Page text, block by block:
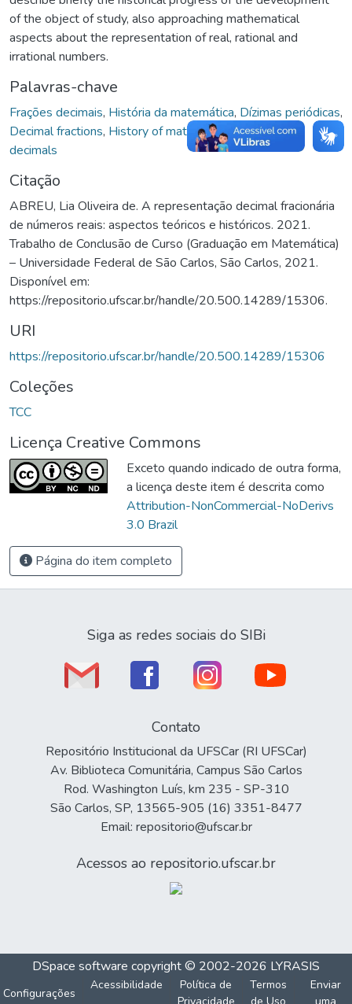
of the object of study, also approaching mathematical
aspects about the representation of real, rational and
irrational numbers.
Palavras-chave
Frações decimais, História da matemática, Dízimas periódicas,
Decimal fractions, History of mathematics,Repeating
decimals
Citação
ABREU, Lia Oliveira de. A representação decimal fracionária
de números reais: aspectos teóricos e históricos. 2021.
Trabalho de Conclusão de Curso (Graduação em Matemática)
– Universidade Federal de São Carlos, São Carlos, 2021.
Disponível em:
https://repositorio.ufscar.br/handle/20.500.14289/15306.
URI
https://repositorio.ufscar.br/handle/20.500.14289/15306
Coleções
TCC
Licença Creative Commons
Exceto quando indicado de outra forma,
a licença deste item é descrita como
Attribution-NonCommercial-NoDerivs
3.0 Brazil
Página do item completo
Siga as redes sociais do SIBi
Contato
Repositório Institucional da UFSCar (RI UFSCar)
Av. Biblioteca Comunitária, Campus São Carlos
Rod. Washington Luís, km 235 - SP-310
São Carlos, SP, 13565-905 (16) 3351-8477
Email: repositorio@ufscar.br
Acessos ao repositorio.ufscar.br
DSpace software copyright © 2002-2026 LYRASIS
Configurações
Acessibilidade
Política de
Termos
Enviar